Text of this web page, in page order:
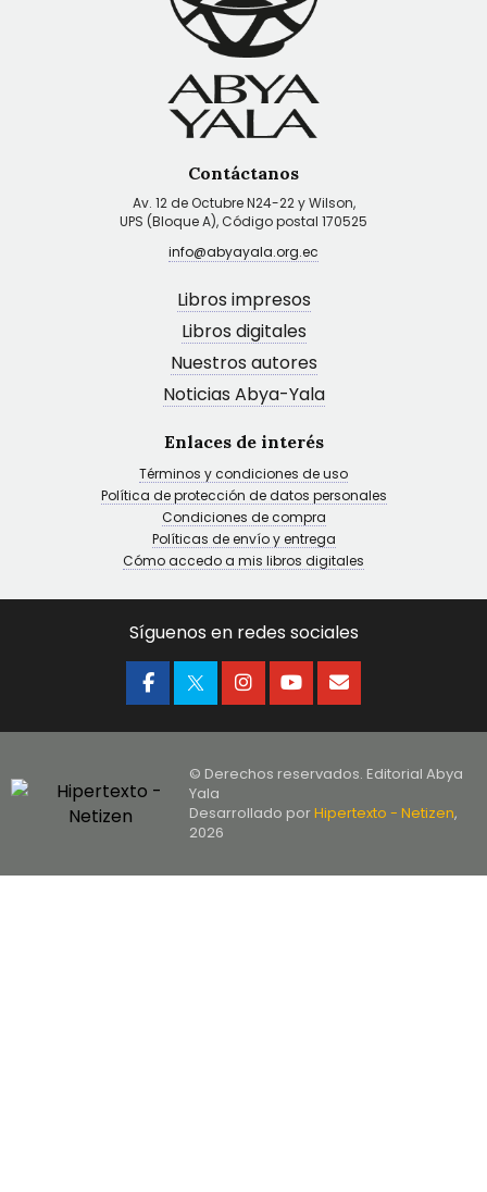
Contáctanos
Av. 12 de Octubre N24-22 y Wilson,
UPS (Bloque A), Código postal 170525
info@abyayala.org.ec
Libros impresos
Libros digitales
Nuestros autores
Noticias Abya-Yala
Enlaces de interés
Términos y condiciones de uso
Política de protección de datos personales
Condiciones de compra
Políticas de envío y entrega
Cómo accedo a mis libros digitales
Síguenos en redes sociales
© Derechos reservados. Editorial Abya
Yala
Desarrollado porHipertexto - Netizen,
2026